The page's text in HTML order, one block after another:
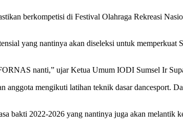
berkompetisi di Festival Olahraga Rekreasi
yang nantinya akan diseleksi untuk memperkuat
nanti,” ujar Ketua Umum IODI Sumsel Ir
anggota mengikuti latihan teknik dasar dancesport.
bakti 2022-2026 yang nantinya juga akan melantik